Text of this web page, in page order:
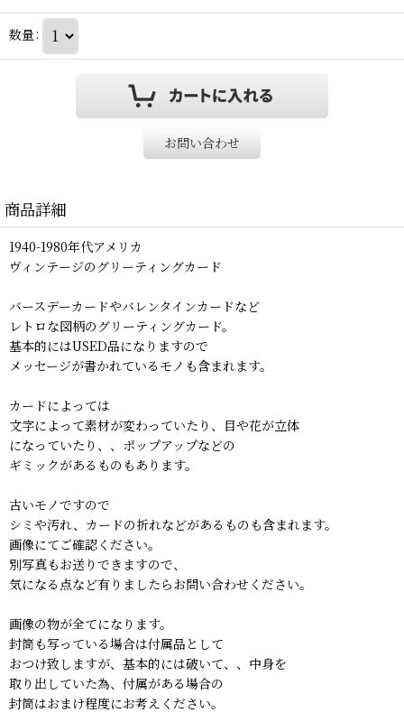
数量:
お問い合わせ
商品詳細
1940-1980年代アメリカ
ヴィンテージのグリーティングカード
バースデーカードやバレンタインカードなど
レトロな図柄のグリーティングカード。
基本的にはUSED品になりますので
メッセージが書かれているモノも含まれます。
カードによっては
文字によって素材が変わっていたり、目や花が立体
になっていたり、、ポップアップなどの
ギミックがあるものもあります。
古いモノですので
シミや汚れ、カードの折れなどがあるものも含まれます。
画像にてご確認ください。
別写真もお送りできますので、
気になる点など有りましたらお問い合わせください。
画像の物が全てになります。
封筒も写っている場合は付属品として
おつけ致しますが、基本的には破いて、、中身を
取り出していた為、付属がある場合の
封筒はおまけ程度にお考えください。